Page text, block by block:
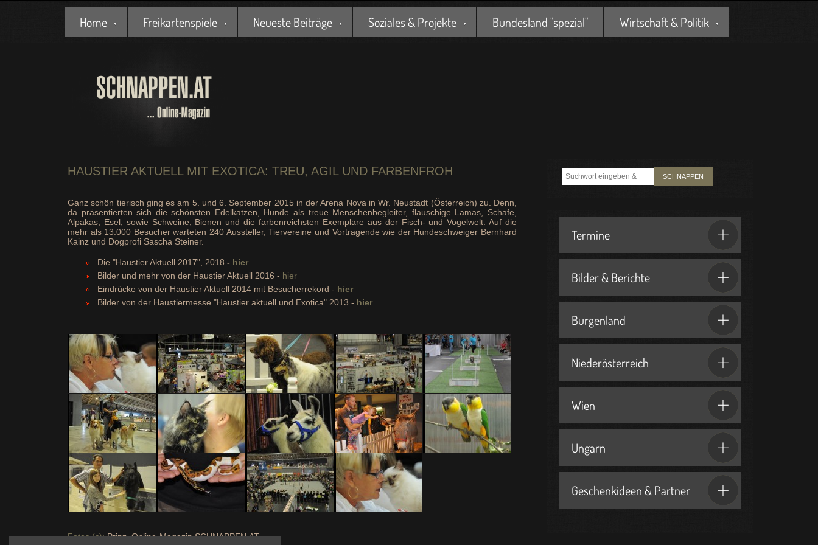
Home Freikartenspiele Neueste Beiträge Soziales & Projekte Bundesland "spezial" Wirtschaft & Politik
HAUSTIER AKTUELL MIT EXOTICA: TREU, AGIL UND FARBENFROH
Ganz schön tierisch ging es am 5. und 6. September 2015 in der Arena Nova in Wr. Neustadt (Österreich) zu. Denn,
da präsentierten sich die schönsten Edelkatzen, Hunde als treue Menschenbegleiter, flauschige Lamas, Schafe,
Alpakas, Esel, sowie Schweine, Bienen und die farbenreichsten Exemplare aus der Fisch- und Vogelwelt. Auf die
mehr als 13.000 Besucher warteten 240 Aussteller, Tiervereine und Vortragende wie der Hundeschweiger Bernhard
Kainz und Dogprofi Sascha Steiner.
Die "Haustier Aktuell 2017", 2018 - hier
Bilder und mehr von der Haustier Aktuell 2016 - hier
Eindrücke von der Haustier Aktuell 2014 mit Besucherrekord - hier
Bilder von der Haustiermesse "Haustier aktuell und Exotica" 2013 - hier
Fotos (c):Prinz, Online-Magazin SCHNAPPEN.AT
SCHNAPPEN
Termine
Bilder & Berichte
Burgenland
Niederösterreich
Wien
Ungarn
Geschenkideen & Partner